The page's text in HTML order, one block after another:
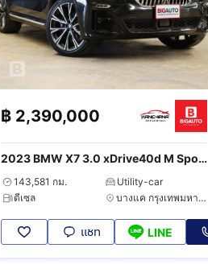
฿ 2,390,000
2023 BMW X7 3.0 xDrive40d M Sport
4WD
143,581 กม.
Utility-car
ดีเซล
บางแค กรุงเทพมหานคร
แชท LINE